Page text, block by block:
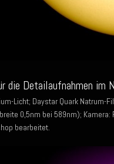
die Detailaufnahmen im
Licht; Daystar Quark Natrum-
0,5nm bei 589nm);
bearbeitet.